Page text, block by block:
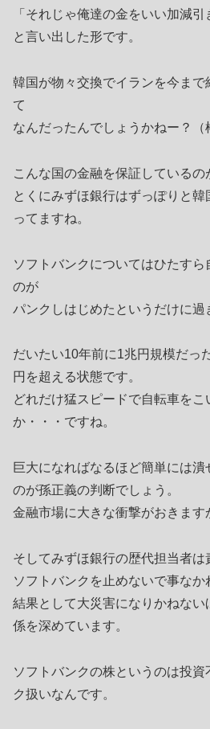
「それじゃ俺達の金をいい加減引
と言い出した形です。
韓国が物々交換でイランを今まで
て
なんだったんでしょうかねー？（
こんな国の金融を保証しているの
とくにみずほ銀行はずっぽりと
ってますね。
ソフトバンクについてはひたす
のが
パンクしはじめたというだけに過
だいたい10年前に1兆円規模だっ
円を超える状態です。
どれだけ猛スピードで自転車をこ
か・・・ですね。
巨大になればなるほど簡単には潰
のが孫正義の判断でしょう。
金融市場に大きな衝撃がおきます
そしてみずほ銀行の歴代担当者は
ソフトバンクを止めないで事な
結果として大災害になりかねない
係を深めています。
ソフトバンクの株というのは投
ク扱いなんです。